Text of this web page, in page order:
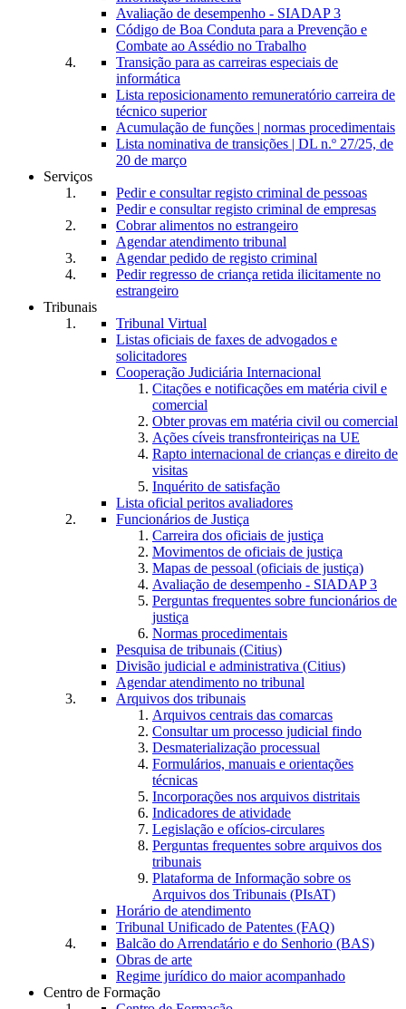
Avaliação de desempenho - SIADAP 3
Código de Boa Conduta para a Prevenção e
Combate ao Assédio no Trabalho
Transição para as carreiras especiais de
informática
Lista reposicionamento remuneratório carreira de
técnico superior
Acumulação de funções | normas procedimentais
Lista nominativa de transições | DL n.º 27/25, de
20 de março
Serviços
Pedir e consultar registo criminal de pessoas
Pedir e consultar registo criminal de empresas
Cobrar alimentos no estrangeiro
Agendar atendimento tribunal
Agendar pedido de registo criminal
Pedir regresso de criança retida ilicitamente no
estrangeiro
Tribunais
Tribunal Virtual
Listas oficiais de faxes de advogados e
solicitadores
Cooperação Judiciária Internacional
Citações e notificações em matéria civil e
comercial
Obter provas em matéria civil ou comercial
Ações cíveis transfronteiriças na UE
Rapto internacional de crianças e direito de
visitas
Inquérito de satisfação
Lista oficial peritos avaliadores
Funcionários de Justiça
Carreira dos oficiais de justiça
Movimentos de oficiais de justiça
Mapas de pessoal (oficiais de justiça)
Avaliação de desempenho - SIADAP 3
Perguntas frequentes sobre funcionários de
justiça
Normas procedimentais
Pesquisa de tribunais (Citius)
Divisão judicial e administrativa (Citius)
Agendar atendimento no tribunal
Arquivos dos tribunais
Arquivos centrais das comarcas
Consultar um processo judicial findo
Desmaterialização processual
Formulários, manuais e orientações
técnicas
Incorporações nos arquivos distritais
Indicadores de atividade
Legislação e ofícios-circulares
Perguntas frequentes sobre arquivos dos
tribunais
Plataforma de Informação sobre os
Arquivos dos Tribunais (PIsAT)
Horário de atendimento
Tribunal Unificado de Patentes (FAQ)
Balcão do Arrendatário e do Senhorio (BAS)
Obras de arte
Regime jurídico do maior acompanhado
Centro de Formação